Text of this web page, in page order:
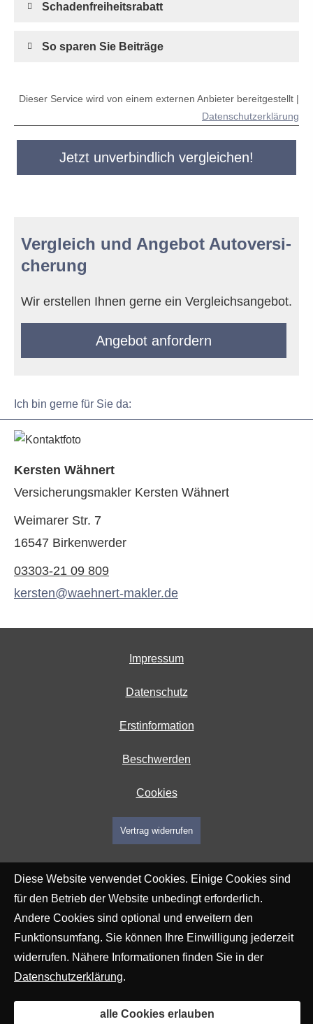
Schadenfreiheitsrabatt
So sparen Sie Beiträge
Dieser Service wird von einem externen Anbieter bereitgestellt |
Datenschutzerklärung
Jetzt unverbindlich vergleichen!
Vergleich und Angebot Auto­ver­si­
che­rung
Wir erstellen Ihnen gerne ein Vergleichsangebot.
An­ge­bot an­for­dern
Ich bin gerne für Sie da:
Kersten Wähnert
Ver­sicherungs­makler Kersten Wähnert
Weimarer Str. 7
16547 Birkenwerder
03303-21 09 809
kersten@waehnert-makler.de
Impressum
Datenschutz
Erstinformation
Beschwerden
Cookies
Vertrag widerrufen
Diese Website verwendet Cookies. Einige Cookies sind
für den Betrieb der Website unbedingt erforderlich.
Andere Cookies sind optional und erweitern den
Funktionsumfang. Sie können Ihre Einwilligung jederzeit
widerrufen. Nähere Informationen finden Sie in der
Datenschutzerklärung.
alle Cookies erlauben